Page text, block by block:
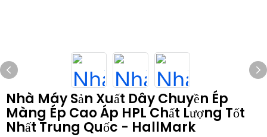
Nhà Máy Sản Xuất Dây Chuyền Ép
Màng Ép Cao Áp HPL Chất Lượng Tốt
Nhất Trung Quốc - HallMark